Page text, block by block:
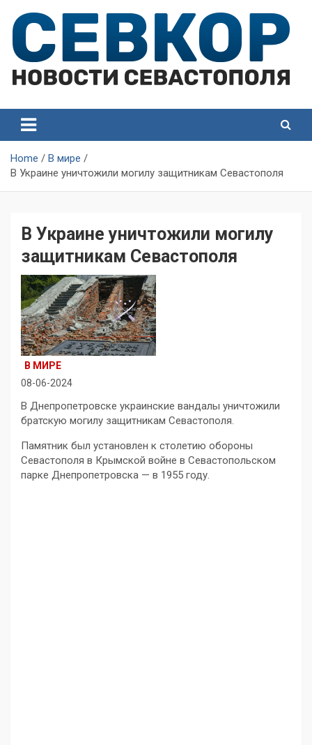
content
Севастополя
Севастополя
Home
В мире
В Украине уничтожили могилу защитникам Севастополя
В Украине уничтожили могилу
защитникам Севастополя
В МИРЕ
08-06-2024
В Днепропетровске украинские вандалы уничтожили
братскую могилу защитникам Севастополя.
Памятник был установлен к столетию обороны
Севастополя в Крымской войне в Севастопольском
парке Днепропетровска — в 1955 году.